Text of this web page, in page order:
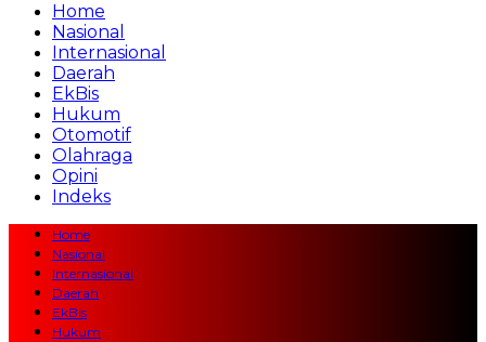
Home
Nasional
Internasional
Daerah
EkBis
Hukum
Otomotif
Olahraga
Opini
Indeks
Home
Nasional
Internasional
Daerah
EkBis
Hukum